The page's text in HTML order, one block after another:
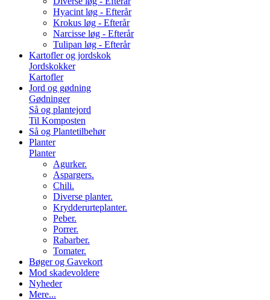
Hyacint løg - Efterår
Krokus løg - Efterår
Narcisse løg - Efterår
Tulipan løg - Efterår
Kartofler og jordskok
Jordskokker
Kartofler
Jord og gødning
Gødninger
Så og plantejord
Til Komposten
Så og Plantetilbehør
Planter
Planter
Agurker.
Aspargers.
Chili.
Diverse planter.
Krydderurteplanter.
Peber.
Porrer.
Rabarber.
Tomater.
Bøger og Gavekort
Mod skadevoldere
Nyheder
Mere...